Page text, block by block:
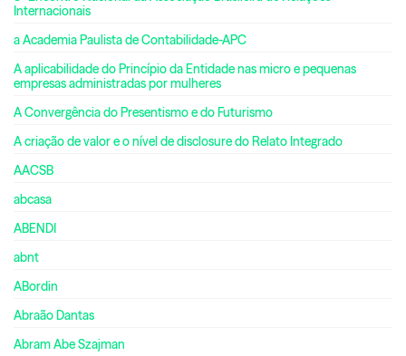
Internacionais
a Academia Paulista de Contabilidade-APC
A aplicabilidade do Princípio da Entidade nas micro e pequenas
empresas administradas por mulheres
A Convergência do Presentismo e do Futurismo
A criação de valor e o nível de disclosure do Relato Integrado
AACSB
abcasa
ABENDI
abnt
ABordin
Abraão Dantas
Abram Abe Szajman